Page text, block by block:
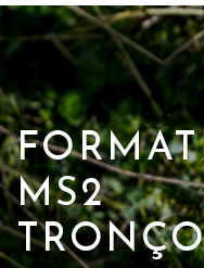
MS2